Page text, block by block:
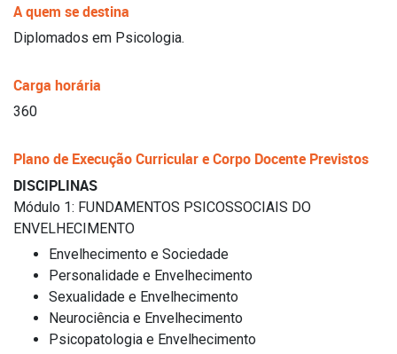
A quem se destina
Diplomados em Psicologia.
Carga horária
360
Plano de Execução Curricular e Corpo Docente Previstos
DISCIPLINAS
Módulo 1: FUNDAMENTOS PSICOSSOCIAIS DO
ENVELHECIMENTO
Envelhecimento e Sociedade
Personalidade e Envelhecimento
Sexualidade e Envelhecimento
Neurociência e Envelhecimento
Psicopatologia e Envelhecimento